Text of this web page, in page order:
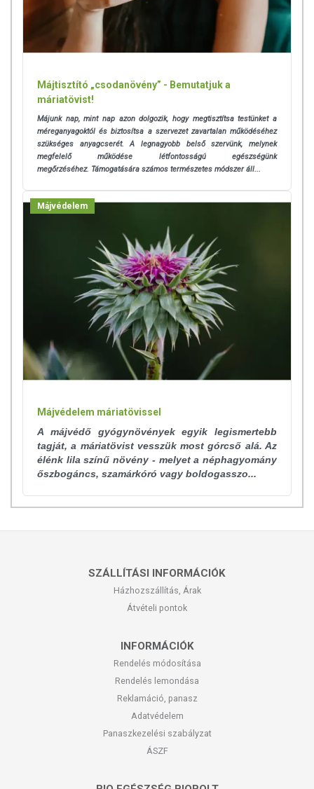
Májtisztító „csodanövény” - Bemutatjuk a
máriatövist!
Májunk nap, mint nap azon dolgozik, hogy megtisztítsa testünket a
méreganyagoktól és biztosítsa a szervezet zavartalan működéséhez
szükséges anyagcserét. A legnagyobb belső szervünk, melynek
megfelelő működése létfontosságú egészségünk
megőrzéséhez. Támogatására számos természetes módszer áll...
Májvédelem
Májvédelem máriatövissel
A májvédő gyógynövények egyik legismertebb
tagját, a máriatövist vesszük most górcső alá. Az
élénk lila színű növény - melyet a néphagyomány
őszbogáncs, szamárkóró vagy boldogasszo...
SZÁLLÍTÁSI INFORMÁCIÓK
Házhozszállítás, Árak
Átvételi pontok
INFORMÁCIÓK
Rendelés módosítása
Rendelés lemondása
Reklamáció, panasz
Adatvédelem
Panaszkezelési szabályzat
ÁSZF